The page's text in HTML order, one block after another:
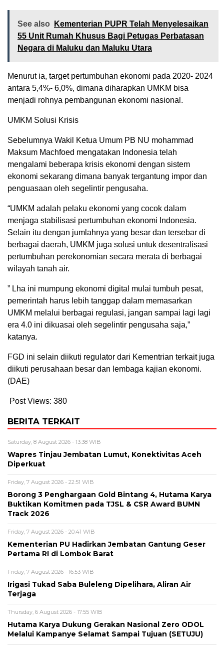
See also
Kementerian PUPR Telah Menyelesaikan
55 Unit Rumah Khusus Bagi Petugas Perbatasan
Negara di Maluku dan Maluku Utara
Menurut ia, target pertumbuhan ekonomi pada 2020- 2024
antara 5,4%- 6,0%, dimana diharapkan UMKM bisa
menjadi rohnya pembangunan ekonomi nasional.
UMKM Solusi Krisis
Sebelumnya Wakil Ketua Umum PB NU mohammad
Maksum Machfoed mengatakan Indonesia telah
mengalami beberapa krisis ekonomi dengan sistem
ekonomi sekarang dimana banyak tergantung impor dan
penguasaan oleh segelintir pengusaha.
“UMKM adalah pelaku ekonomi yang cocok dalam
menjaga stabilisasi pertumbuhan ekonomi Indonesia.
Selain itu dengan jumlahnya yang besar dan tersebar di
berbagai daerah, UMKM juga solusi untuk desentralisasi
pertumbuhan perekonomian secara merata di berbagai
wilayah tanah air.
” Lha ini mumpung ekonomi digital mulai tumbuh pesat,
pemerintah harus lebih tanggap dalam memasarkan
UMKM melalui berbagai regulasi, jangan sampai lagi lagi
era 4.0 ini dikuasai oleh segelintir pengusaha saja,”
katanya.
FGD ini selain diikuti regulator dari Kementrian terkait juga
diikuti perusahaan besar dan lembaga kajian ekonomi.
(DAE)
Post Views: 380
BERITA TERKAIT
Saturday, 8 August 2026 - 13:38 WIB
Wapres Tinjau Jembatan Lumut, Konektivitas Aceh
Diperkuat
Friday, 7 August 2026 - 22:51 WIB
Borong 3 Penghargaan Gold Bintang 4, Hutama Karya
Buktikan Komitmen pada TJSL & CSR Award BUMN
Track 2026
Friday, 7 August 2026 - 20:41 WIB
Kementerian PU Hadirkan Jembatan Gantung Geser
Pertama RI di Lombok Barat
Friday, 7 August 2026 - 16:53 WIB
Irigasi Tukad Saba Buleleng Dipelihara, Aliran Air
Terjaga
Thursday, 6 August 2026 - 17:55 WIB
Hutama Karya Dukung Gerakan Nasional Zero ODOL
Melalui Kampanye Selamat Sampai Tujuan (SETUJU)